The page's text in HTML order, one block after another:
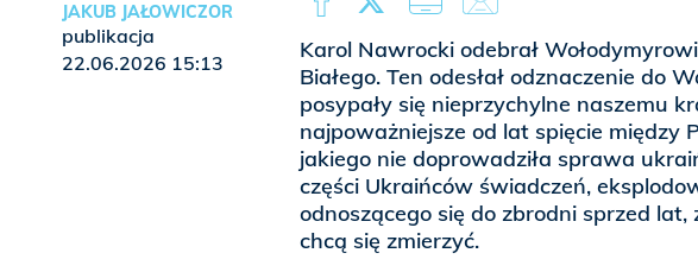
Karol Nawrocki odebrał
Białego. Ten odesłał odznaczenie do
posypały się nieprzychylne naszemu
najpoważniejsze od lat spięcie między
jakiego nie doprowadziła sprawa
części Ukraińców świadczeń,
odnoszącego się do zbrodni sprzed
chcą się zmierzyć.
JAKUB JAŁOWICZOR
publikacja
22.06.2026 15:13